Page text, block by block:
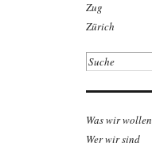
Zug
Zürich
Was wir wollen
Wer wir sind